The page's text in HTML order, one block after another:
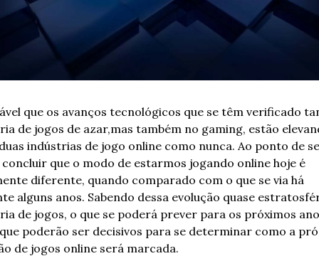
que os avanços tecnológicos que se têm verificado
de jogos de azar,mas também no gaming, estão
indústrias de jogo online como nunca. Ao ponto de se
que o modo de estarmos jogando online hoje é
diferente, quando comparado com o que se via há
alguns anos. Sabendo dessa evolução quase
de jogos, o que se poderá prever para os próximos
poderão ser decisivos para se determinar como a
de jogos online será marcada.